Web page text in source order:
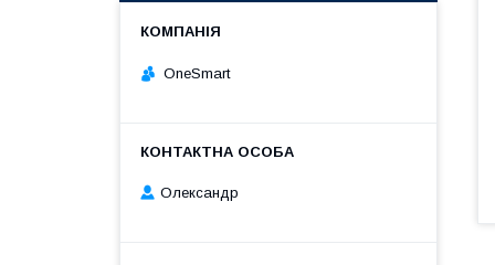
OneSmart
Олександр